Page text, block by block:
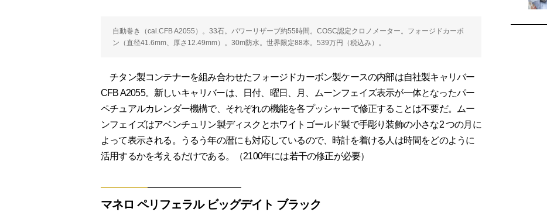
自動巻き（cal.CFB A2055）。33石。パワーリザーブ約55時間。COSC認定クロノメーター。フォージドカーボ
ン（直径41.6mm、厚さ12.49mm）。30m防水。世界限定88本。539万円（税込み）。
チタン製コンテナーを組み合わせたフォージドカーボン製ケースの内部は自社製キャリバー
CFB A2055。新しいキャリバーは、日付、曜日、月、ムーンフェイズ表示が一体となったパー
ペチュアルカレンダー機構で、それぞれの機能を各プッシャーで修正することは不要だ。ムー
ンフェイズはアベンチュリン製ディスクとホワイトゴールド製で手彫り装飾の小さな2 つの月に
よって表示される。うるう年の暦にも対応しているので、時計を着ける人は時間をどのように
活用するかを考えるだけである。（2100年には若干の修正が必要）
マネロ ペリフェラル ビッグデイト ブラック